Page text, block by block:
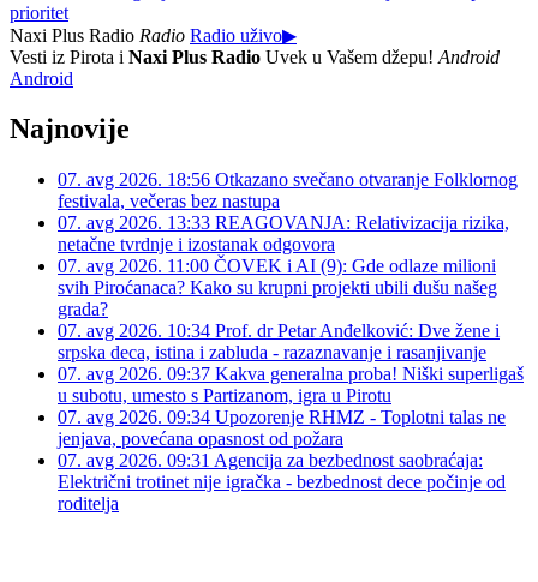
Sve vesti iz kategorije Bezbednost na radu, zdravlje radnika, prvi
prioritet
Naxi Plus Radio Radio Radio uživo▶
Vesti iz Pirota i
Najnovije
07. avg 2026. 18:56 Otkazano svečano otvaranje Folklornog
festivala, večeras bez nastupa
07. avg 2026. 13:33 REAGOVANJA: Relativizacija rizika,
netačne tvrdnje i izostanak odgovora
07. avg 2026. 11:00 ČOVEK i AI (9): Gde odlaze milioni
svih Piroćanaca? Kako su krupni projekti ubili dušu našeg
grada?
07. avg 2026. 10:34 Prof. dr Petar Anđelković: Dve žene i
srpska deca, istina i zabluda - razaznavanje i rasanjivanje
07. avg 2026. 09:37 Kakva generalna proba! Niški superligaš
u subotu, umesto s Partizanom, igra u Pirotu
07. avg 2026. 09:34 Upozorenje RHMZ - Toplotni talas ne
jenjava, povećana opasnost od požara
07. avg 2026. 09:31Agencija za bezbednost saobraćaja:
Električni trotinet nije igračka - bezbednost dece počinje od